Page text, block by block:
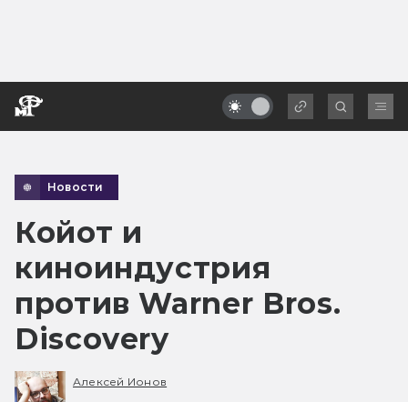
Новости
Койот и
киноиндустрия
против Warner Bros.
Discovery
Алексей Ионов